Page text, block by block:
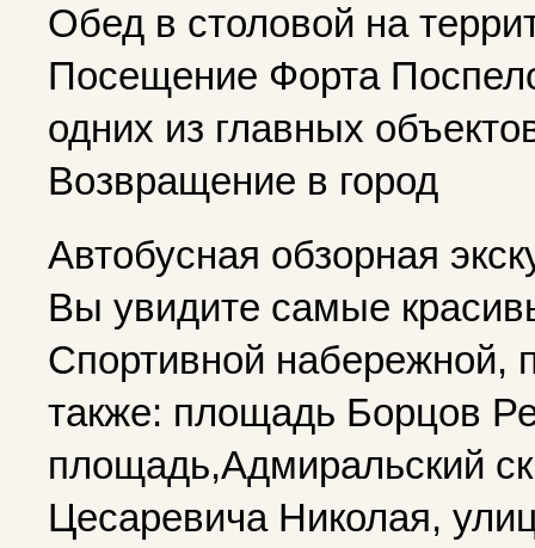
Обед в столовой на
Посещение Форта
одних из главных
Возвращение в город
Автобусная обзорная
Вы увидите самые
Спортивной набережной,
также: площадь Борцов
площадь,Адмиральский
Цесаревича Николая,